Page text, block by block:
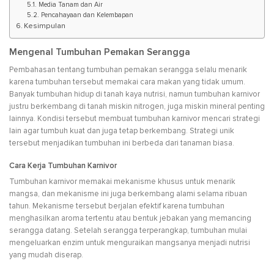
Media Tanam dan Air
Pencahayaan dan Kelembapan
Kesimpulan
Mengenal Tumbuhan Pemakan Serangga
Pembahasan tentang tumbuhan pemakan serangga selalu menarik
karena tumbuhan tersebut memakai cara makan yang tidak umum.
Banyak tumbuhan hidup di tanah kaya nutrisi, namun tumbuhan karnivor
justru berkembang di tanah miskin nitrogen, juga miskin mineral penting
lainnya. Kondisi tersebut membuat tumbuhan karnivor mencari strategi
lain agar tumbuh kuat dan juga tetap berkembang. Strategi unik
tersebut menjadikan tumbuhan ini berbeda dari tanaman biasa.
Cara Kerja Tumbuhan Karnivor
Tumbuhan karnivor memakai mekanisme khusus untuk menarik
mangsa, dan mekanisme ini juga berkembang alami selama ribuan
tahun. Mekanisme tersebut berjalan efektif karena tumbuhan
menghasilkan aroma tertentu atau bentuk jebakan yang memancing
serangga datang. Setelah serangga terperangkap, tumbuhan mulai
mengeluarkan enzim untuk menguraikan mangsanya menjadi nutrisi
yang mudah diserap.